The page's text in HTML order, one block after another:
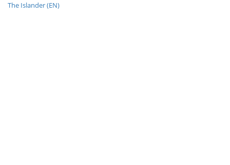
The Islander (EN)